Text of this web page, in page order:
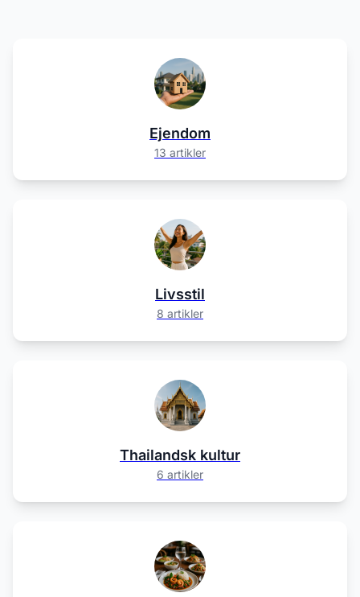
Ejendom
13 artikler
Livsstil
8 artikler
Thailandsk kultur
6 artikler